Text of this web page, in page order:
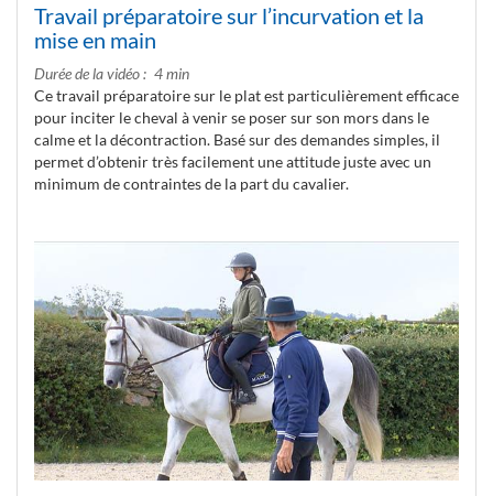
Travail préparatoire sur l’incurvation et la
mise en main
Durée de la vidéo
4 min
Ce travail préparatoire sur le plat est particulièrement efficace
pour inciter le cheval à venir se poser sur son mors dans le
calme et la décontraction. Basé sur des demandes simples, il
permet d’obtenir très facilement une attitude juste avec un
minimum de contraintes de la part du cavalier.